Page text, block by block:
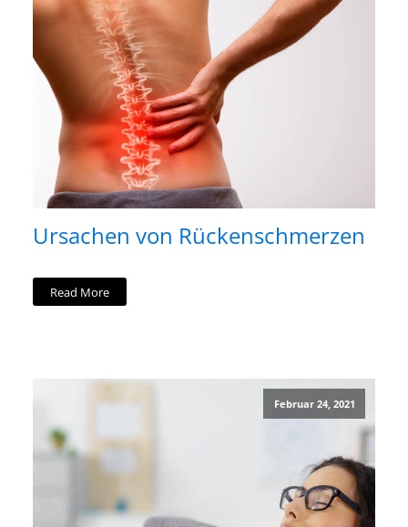
Ursachen von Rückenschmerzen
Read More
Februar 24, 2021